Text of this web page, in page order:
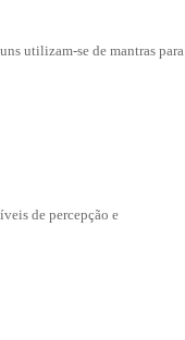
utilizam-se de mantras para
de percepção e